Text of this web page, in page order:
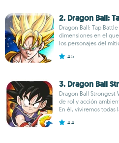
2. Dragon Ball:
Dragon Ball: Tap
dimensiones en el
los personajes del
4.5
3. Dragon Ball
Dragon Ball Strongest
de rol y acción
En él, viviremos todas
4.4